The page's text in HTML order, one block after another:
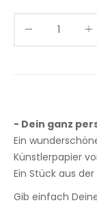
- Dein ganz
Ein
Künstlerpapier
Ein Stück aus
Gib einfach